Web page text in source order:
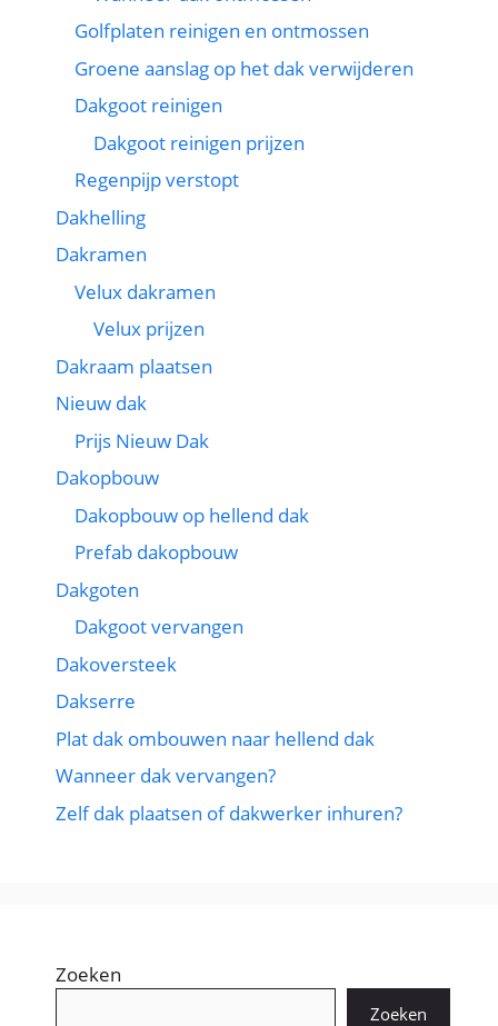
Golfplaten reinigen en ontmossen
Groene aanslag op het dak verwijderen
Dakgoot reinigen
Dakgoot reinigen prijzen
Regenpijp verstopt
Dakhelling
Dakramen
Velux dakramen
Velux prijzen
Dakraam plaatsen
Nieuw dak
Prijs Nieuw Dak
Dakopbouw
Dakopbouw op hellend dak
Prefab dakopbouw
Dakgoten
Dakgoot vervangen
Dakoversteek
Dakserre
Plat dak ombouwen naar hellend dak
Wanneer dak vervangen?
Zelf dak plaatsen of dakwerker inhuren?
Zoeken
Zoeken